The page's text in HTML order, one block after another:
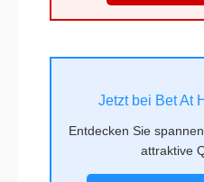
Jetzt bei Bet At
Entdecken Sie
attraktive